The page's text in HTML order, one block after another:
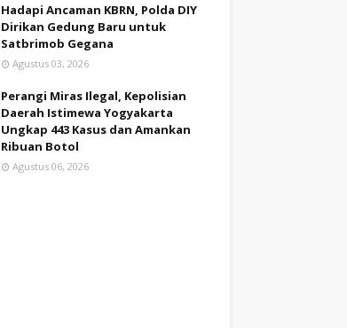
Hadapi Ancaman KBRN, Polda DIY
Dirikan Gedung Baru untuk
Satbrimob Gegana
Agustus 03, 2026
Perangi Miras Ilegal, Kepolisian
Daerah Istimewa Yogyakarta
Ungkap 443 Kasus dan Amankan
Ribuan Botol
Agustus 06, 2026